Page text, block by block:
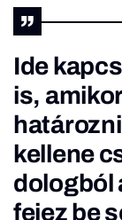
Ide
is,
kellene
dologból
fejez be